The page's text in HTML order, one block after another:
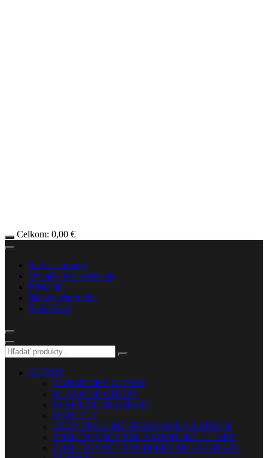
Celkom: 0,00 €
Servis a opravy
Ozvučenie a osvetlenie
Prenájom
Nahrávacie štúdio
ŠkolaNové
GITARY
AKUSTICKÉ GITARY
KLASICKÉ GITARY
ELEKTRICKÉ GITARY
UKULELE
COUNTRY A INÉ STRUNOVÉ NÁSTROJE
ZOSILŇOVAČE PRE AKUSTICKÉ GITARY
ZOSILŇOVAČE PRE ELEKTRICKÉ GITARY